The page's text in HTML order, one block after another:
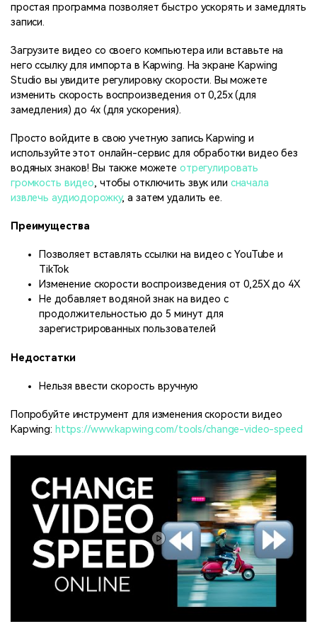
простая программа позволяет быстро ускорять и замедлять
записи.
Загрузите видео со своего компьютера или вставьте на
него ссылку для импорта в Kapwing. На экране Kapwing
Studio вы увидите регулировку скорости. Вы можете
изменить скорость воспроизведения от 0,25x (для
замедления) до 4x (для ускорения).
Просто войдите в свою учетную запись Kapwing и
используйте этот онлайн-сервис для обработки видео без
водяных знаков! Вы также можете отрегулировать
громкость видео, чтобы отключить звук или сначала
извлечь аудиодорожку, а затем удалить ее.
Преимущества
Позволяет вставлять ссылки на видео с YouTube и
TikTok
Изменение скорости воспроизведения от 0,25X до 4X
Не добавляет водяной знак на видео с
продолжительностью до 5 минут для
зарегистрированных пользователей
Недостатки
Нельзя ввести скорость вручную
Попробуйте инструмент для изменения скорости видео
Kapwing: https://www.kapwing.com/tools/change-video-speed